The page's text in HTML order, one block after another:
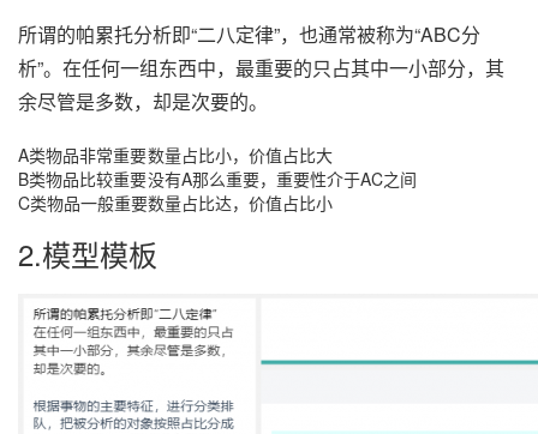
所谓的帕累托分析即“二八定律”，也通常被称为“ABC分
析”。在任何一组东西中，最重要的只占其中一小部分，其
余尽管是多数，却是次要的。
A类物品非常重要数量占比小，价值占比大
B类物品比较重要没有A那么重要，重要性介于AC之间
C类物品一般重要数量占比达，价值占比小
2.模型模板